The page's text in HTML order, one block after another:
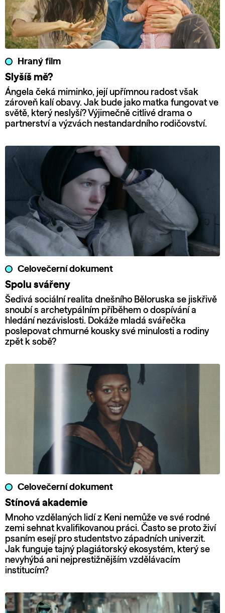
Hraný film
Slyšíš mě?
Ángela čeká miminko, její upřímnou radost však
zároveň kalí obavy. Jak bude jako matka fungovat ve
světě, který neslyší? Výjimečně citlivé drama o
partnerství a výzvách nestandardního rodičovství.
Celovečerní dokument
Spolu svářeny
Šedivá sociální realita dnešního Běloruska se jiskřivě
snoubí s archetypálním příběhem o dospívání a
hledání nezávislosti. Dokáže mladá svářečka
poslepovat chmurné kousky své minulosti a rodiny
zpět k sobě?
Celovečerní dokument
Stínová akademie
Mnoho vzdělaných lidí z Keni nemůže ve své rodné
zemi sehnat kvalifikovanou práci. Často se proto živí
psaním esejí pro studentstvo západních univerzit.
Jak funguje tajný plagiátorský ekosystém, který se
nevyhýbá ani nejprestižnějším vzdělávacím
institucím?